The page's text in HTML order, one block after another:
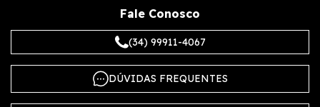
Fale Conosco
(34) 99911-4067
DÚVIDAS FREQUENTES